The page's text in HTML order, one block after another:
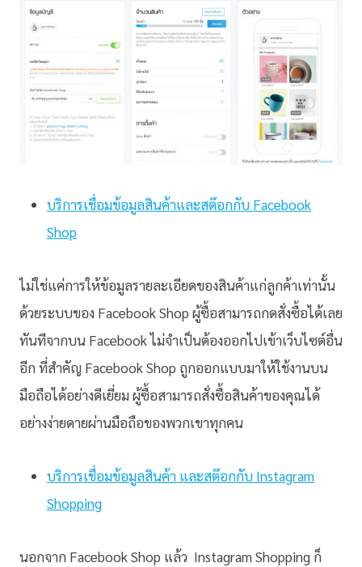
บริการเชื่อมข้อมูลสินค้าและสต๊อกกับ Facebook
Shop
ไม่ใช่แค่การให้ข้อมูลรายละเอียดของสินค้าแก่ลูกค้าเท่านั้น
ด้วยระบบของ Facebook Shop ผู้ซื้อสามารถกดสั่งซื้อได้เลย
ทันทีจากบน Facebook ไม่จำเป็นต้องออกไปเข้าเว็บไซต์อื่น
อีก ที่สำคัญ Facebook Shop ถูกออกแบบมาให้ใช้งานบน
มือถือได้อย่างดีเยี่ยม ผู้ซื้อสามารถสั่งซื้อสินค้าของคุณได้
อย่างง่ายดายผ่านมือถือของพวกเขาทุกคน
บริการเชื่อมข้อมูลสินค้า และสต๊อกกับ Instagram
Shopping
นอกจาก Facebook Shop แล้ว Instagram Shopping ก็